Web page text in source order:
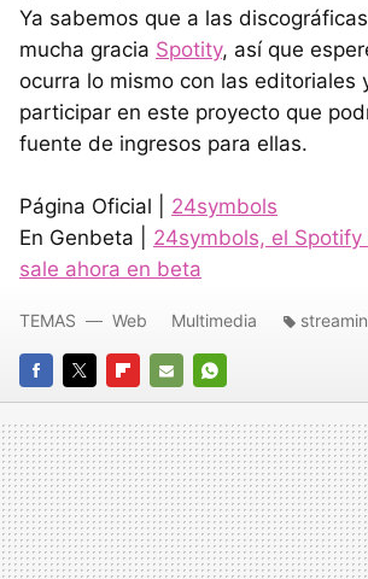
Ya sabemos que a las
mucha gracia Spotity, así que
ocurra lo mismo con las editoriales
participar en este proyecto que
fuente de ingresos para ellas.
Página Oficial | 24symbols
En Genbeta | 24symbols, el
sale ahora en beta
FACEBOOK
TWITTERFLIPBOARD
E-
MAIL
WHATSAPP
TEMAS Web Multimedia